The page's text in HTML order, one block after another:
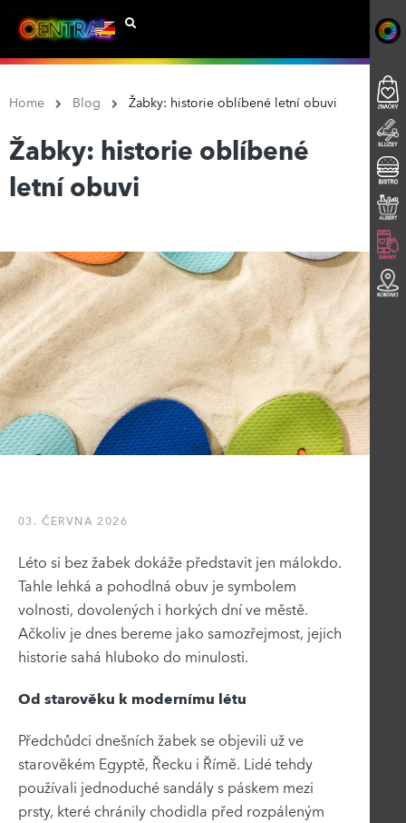
Home Blog Žabky: historie oblíbené letní obuvi
Žabky: historie oblíbené
letní obuvi
03. ČERVNA 2026
Léto si bez žabek dokáže představit jen málokdo.
Tahle lehká a pohodlná obuv je symbolem
volnosti, dovolených i horkých dní ve městě.
Ačkoliv je dnes bereme jako samozřejmost, jejich
historie sahá hluboko do minulosti.
Od starověku k modernímu létu
Předchůdci dnešních žabek se objevili už ve
starověkém Egyptě, Řecku i Římě. Lidé tehdy
používali jednoduché sandály s páskem mezi
prsty, které chránily chodidla před rozpáleným